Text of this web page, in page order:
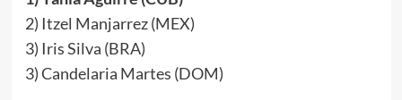
2) Itzel Manjarrez (MEX)
3) Iris Silva (BRA)
3) Candelaria Martes (DOM)